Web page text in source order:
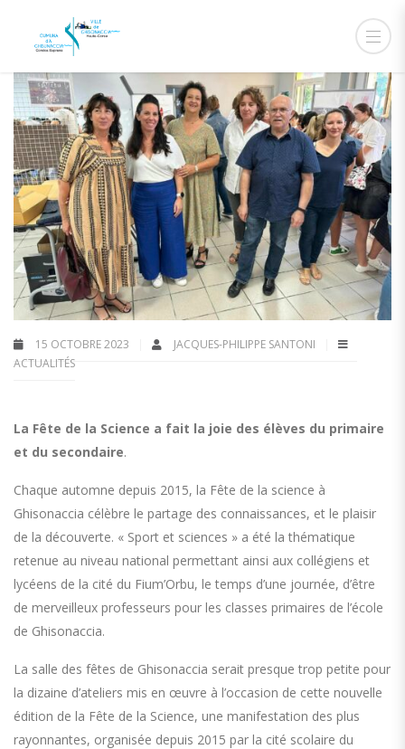
15 OCTOBRE 2023
JACQUES-PHILIPPE SANTONI
ACTUALITÉS
La Fête de la Science a fait la joie des élèves du primaire
et du secondaire.
Chaque automne depuis 2015, la Fête de la science à
Ghisonaccia célèbre le partage des connaissances, et le plaisir
de la découverte. « Sport et sciences » a été la thématique
retenue au niveau national permettant ainsi aux collégiens et
lycéens de la cité du Fium’Orbu, le temps d’une journée, d’être
de merveilleux professeurs pour les classes primaires de l’école
de Ghisonaccia.
La salle des fêtes de Ghisonaccia serait presque trop petite pour
la dizaine d’ateliers mis en œuvre à l’occasion de cette nouvelle
édition de la Fête de la Science, une manifestation des plus
rayonnantes, organisée depuis 2015 par la cité scolaire du